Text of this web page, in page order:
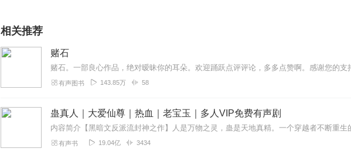
相关推荐
赌石
有声图书 143.85万 58
蛊真人｜大爱仙尊｜热血｜老宝玉｜多人VIP免费有声剧
有声书 19.04亿 3434